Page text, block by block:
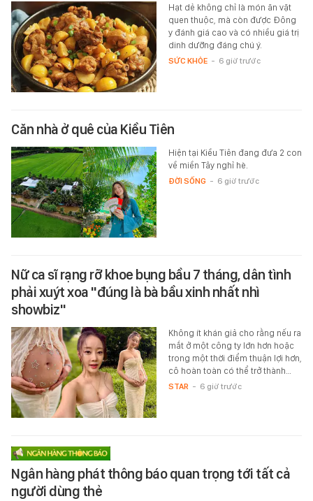
Hạt dẻ không chỉ là món ăn vặt
quen thuộc, mà còn được Đông
y đánh giá cao và có nhiều giá trị
dinh dưỡng đáng chú ý.
SỨC KHỎE - 6 giờ trước
Căn nhà ở quê của Kiều Tiên
Hiện tại Kiều Tiên đang đưa 2 con
về miền Tây nghỉ hè.
ĐỜI SỐNG - 6 giờ trước
Nữ ca sĩ rạng rỡ khoe bụng bầu 7 tháng, dân tình
phải xuýt xoa "đúng là bà bầu xinh nhất nhì
showbiz"
Không ít khán giả cho rằng nếu ra
mắt ở một công ty lớn hơn hoặc
trong một thời điểm thuận lợi hơn,
cô hoàn toàn có thể trở thành…
STAR - 6 giờ trước
Ngân hàng phát thông báo quan trọng tới tất cả
người dùng thẻ